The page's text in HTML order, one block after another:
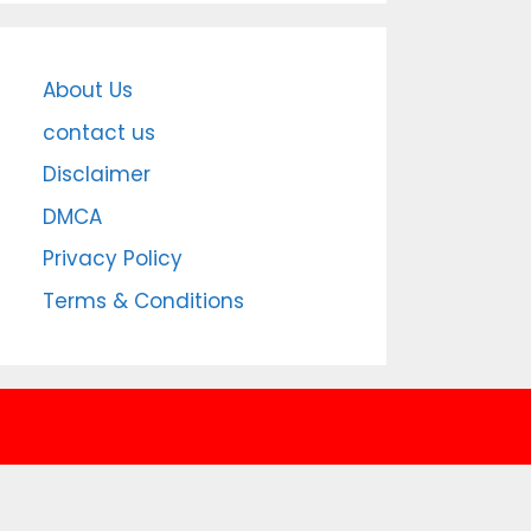
About Us
contact us
Disclaimer
DMCA
Privacy Policy
Terms & Conditions